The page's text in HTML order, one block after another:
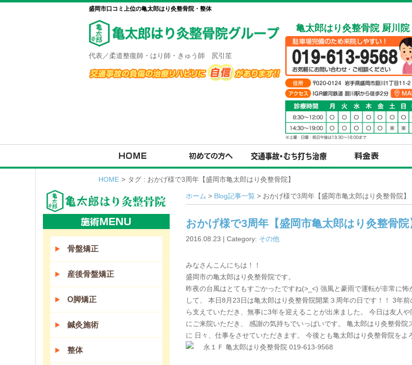
盛岡市口コミ上位の亀太郎はり灸整骨院・整体
代表／柔道整復師・はり師・きゅう師 尻引笙
亀太郎はり灸整骨院 厨川院
HOME > タグ : おかげ様で3周年【盛岡市亀太郎はり灸整骨院】
ホーム > Blog記事一覧 > おかげ様で3周年【盛岡市亀太郎はり灸整骨院
おかげ様で3周年【盛岡市亀太郎はり灸整骨院
2016.08.23 | Category: その他
みなさんこんにちは！！
盛岡市の亀太郎はり灸整骨院です。
昨夜の台風はとてもすごかったですね(>_<) 強風と豪雨で運転が非常に
して、 本日8月23日は亀太郎はり灸整骨院開業３周年の日です！！ 3年
ら支えていただき、無事に3年を迎えることが出来ました。 今日は友人
にご来院いただき、 感謝の気持ちでいっぱいです。 亀太郎はり灸整骨
に 日々、仕事をさせていただきます。 今後とも亀太郎はり灸整骨院を
永１Ｆ 亀太郎はり灸整骨院 019-613-9568
骨盤矯正
産後骨盤矯正
O脚矯正
鍼灸施術
整体